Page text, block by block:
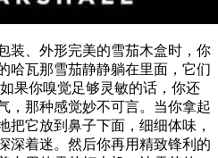
装、外形完美的雪茄木盒时，你
哈瓦那雪茄静静躺在里面，它们
果你嗅觉足够灵敏的话，你还
，那种感觉妙不可言。当你拿起
把它放到鼻子下面，细细体味，
深着迷。然后你再用精致锋利的